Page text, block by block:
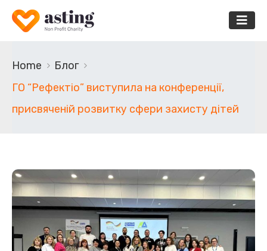
Home
Блог
ГО “Рефектіо” виступила на конференції,
присвяченій розвитку сфери захисту дітей